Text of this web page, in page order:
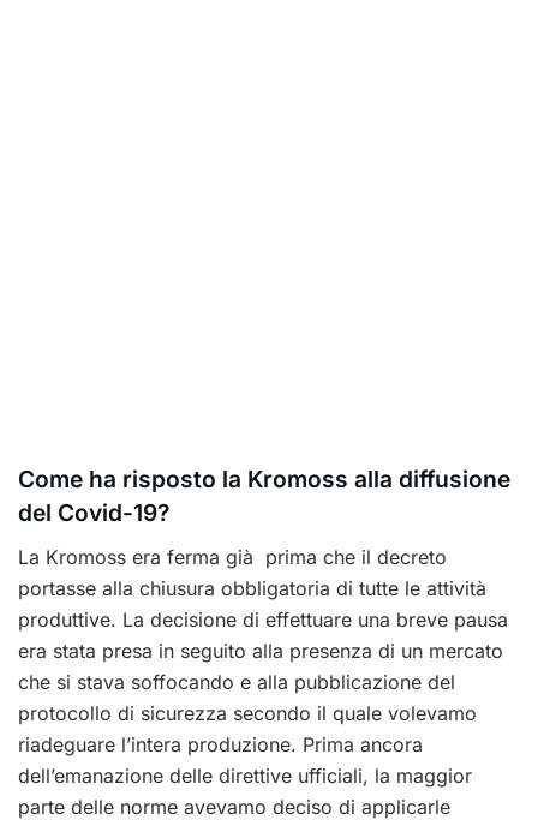
Come ha risposto la Kromoss alla diffusione
del Covid-19?
La Kromoss era ferma già prima che il decreto
portasse alla chiusura obbligatoria di tutte le attività
produttive. La decisione di effettuare una breve pausa
era stata presa in seguito alla presenza di un mercato
che si stava soffocando e alla pubblicazione del
protocollo di sicurezza secondo il quale volevamo
riadeguare l’intera produzione. Prima ancora
dell’emanazione delle direttive ufficiali, la maggior
parte delle norme avevamo deciso di applicarle